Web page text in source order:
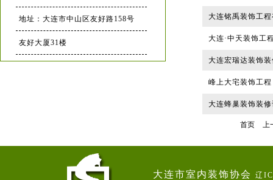
地址：大连市中山区友好路158号
友好大厦31楼
大连铭禹装饰工
大连·中天装饰工
大连宏瑞达装饰
峰上大宅装饰工
大连蜂巢装饰装
首页 上
大连市室内装饰协会 辽